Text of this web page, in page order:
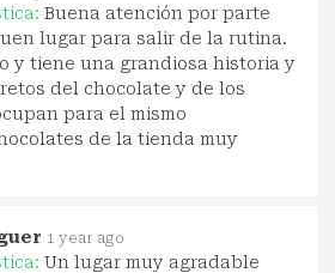
Buena atención por parte
lugar para salir de la rutina.
y tiene una grandiosa historia y
del chocolate y de los
para el mismo
de la tienda muy
1 year ago
Un lugar muy agradable